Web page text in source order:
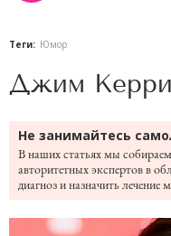
Теги: Юмор
Джим Керри
Не занимайтесь
В наших статьях мы
авторитетных экспертов в
диагноз и назначить лечение